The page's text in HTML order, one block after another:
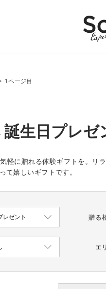
1ページ目
誕生日プレ
軽に贈れる体験ギフトを。リ
て嬉しいギフトです。
贈る
エ